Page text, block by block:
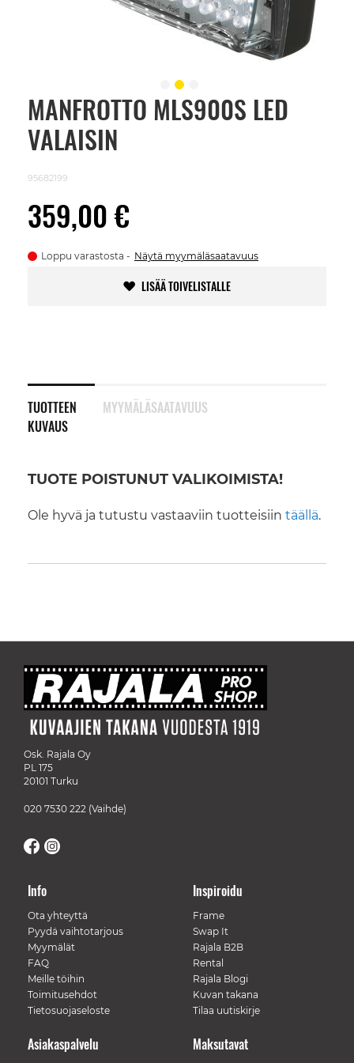
MANFROTTO MLS900S LED
VALAISIN
95682199
359,00 €
Loppu varastosta Näytä myymäläsaatavuus
LISÄÄ TOIVELISTALLE
TUOTTEEN
KUVAUS
TUOTE POISTUNUT VALIKOIMISTA!
Ole hyvä ja tutustu vastaaviin tuotteisiin täällä.
MYYMÄLÄSAATAVUUS
Skip
beginning
images
Osk. Rajala Oy
PL 175
20101 Turku
020 7530 222 (Vaihde)
Info
Ota yhteyttä
Pyydä vaihtotarjous
Myymälät
FAQ
Meille töihin
Toimitusehdot
Tietosuojaseloste
Inspiroidu
Frame
Swap It
Rajala B2B
Rental
Rajala Blogi
Kuvan takana
Tilaa uutiskirje
Maksutavat
Asiakaspalvelu